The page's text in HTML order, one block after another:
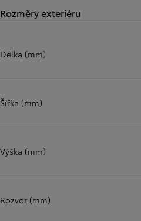
Rozměry exteriéru
Délka (mm)
Šířka (mm)
Výška (mm)
Rozvor (mm)